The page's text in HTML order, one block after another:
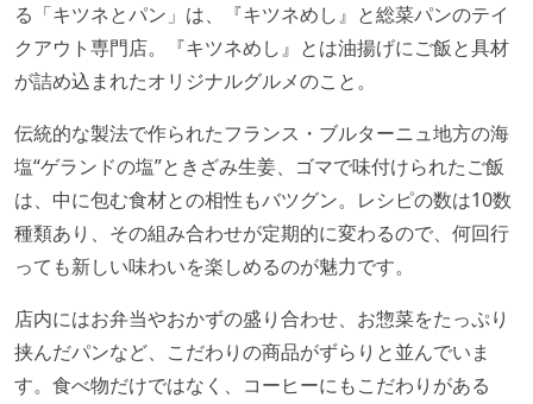
る「キツネとパン」は、『キツネめし』と総菜パンのテイ
クアウト専門店。『キツネめし』とは油揚げにご飯と具材
が詰め込まれたオリジナルグルメのこと。
伝統的な製法で作られたフランス・ブルターニュ地方の海
塩“ゲランドの塩”ときざみ生姜、ゴマで味付けられたご飯
は、中に包む食材との相性もバツグン。レシピの数は10数
種類あり、その組み合わせが定期的に変わるので、何回行
っても新しい味わいを楽しめるのが魅力です。
店内にはお弁当やおかずの盛り合わせ、お惣菜をたっぷり
挟んだパンなど、こだわりの商品がずらりと並んでいま
す。食べ物だけではなく、コーヒーにもこだわりがある